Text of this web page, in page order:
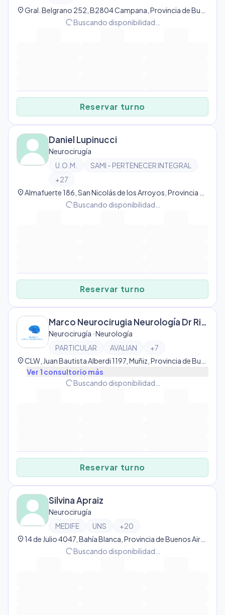
location_on
progress_activityBuscando disponibilidad…
Reservar turno
Daniel Lupinucci
Neurocirugía
U.O.M.
SAMI - PERTENECER INTEGRAL
+27
location_on
progress_activityBuscando disponibilidad…
Reservar turno
Marco Neurocirugia Neurología Dr Rivero Rubin De Celis
Neurocirugía · Neurología
PARTICULAR
AVALIAN +7
location_on
Ver 1 consultorio más
progress_activityBuscando disponibilidad…
Reservar turno
Silvina Apraiz
Neurocirugía
MEDIFE
UNS +20
location_on
progress_activityBuscando disponibilidad…